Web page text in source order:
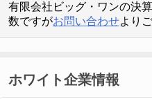
有限会社ビッグ・ワンの決
数ですがお問い合わせより
ホワイト企業情報